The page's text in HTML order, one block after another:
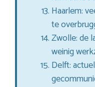
Haarlem:
te
Zwolle: de
weinig
Delft: